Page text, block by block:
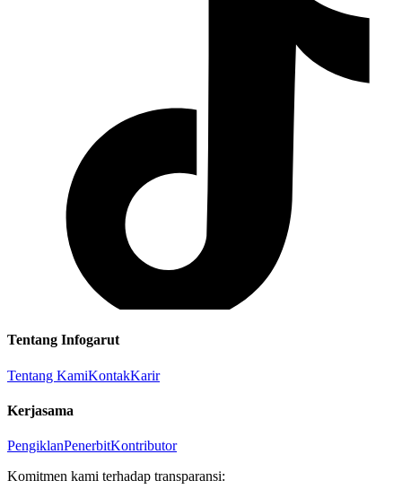
Tentang Infogarut
Tentang KamiKontakKarir
Kerjasama
PengiklanPenerbitKontributor
Komitmen kami terhadap transparansi: